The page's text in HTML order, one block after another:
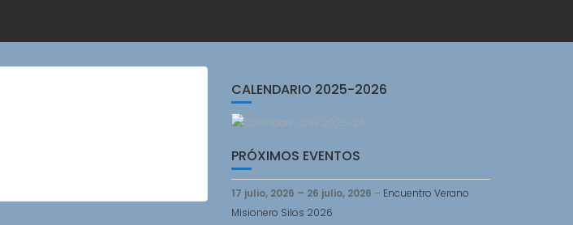
CALENDARIO 2025-2026
PRÓXIMOS EVENTOS
17 julio, 2026 – 26 julio, 2026 – Encuentro Verano
Misionero Silos 2026